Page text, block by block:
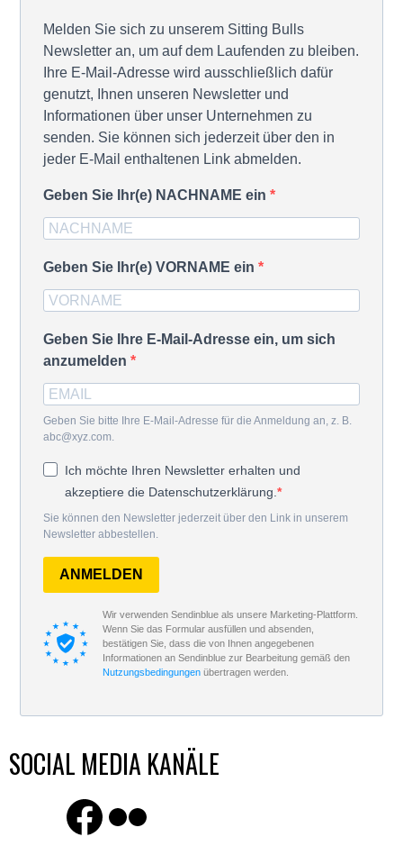
Melden Sie sich zu unserem Sitting Bulls
Newsletter an, um auf dem Laufenden zu bleiben.
Ihre E-Mail-Adresse wird ausschließlich dafür
genutzt, Ihnen unseren Newsletter und
Informationen über unser Unternehmen zu
senden. Sie können sich jederzeit über den in
jeder E-Mail enthaltenen Link abmelden.
Geben Sie Ihr(e) NACHNAME ein
Geben Sie Ihr(e) VORNAME ein
Geben Sie Ihre E-Mail-Adresse ein, um sich
anzumelden
Geben Sie bitte Ihre E-Mail-Adresse für die Anmeldung an, z. B.
abc@xyz.com.
Ich möchte Ihren Newsletter erhalten und
akzeptiere die Datenschutzerklärung.
Sie können den Newsletter jederzeit über den Link in unserem
Newsletter abbestellen.
ANMELDEN
Wir verwenden Sendinblue als unsere Marketing-Plattform.
Wenn Sie das Formular ausfüllen und absenden,
bestätigen Sie, dass die von Ihnen angegebenen
Informationen an Sendinblue zur Bearbeitung gemäß den
Nutzungsbedingungenübertragen werden.
SOCIAL MEDIA KANÄLE
Finde uns auf Facebook
Flickr